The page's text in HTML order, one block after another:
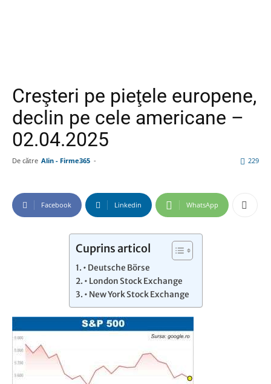
Creşteri pe pieţele europene,
declin pe cele americane –
02.04.2025
De către Alin - Firme365 - 229
Facebook Linkedin WhatsApp
Cuprins articol
• Deutsche Börse
• London Stock Exchange
• New York Stock Exchange